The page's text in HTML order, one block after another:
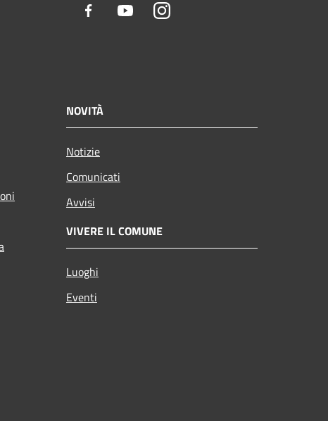
Facebook YoutubeInstagram
NOVITÀ
Notizie
Comunicati
Avvisi
VIVERE IL COMUNE
Luoghi
Eventi